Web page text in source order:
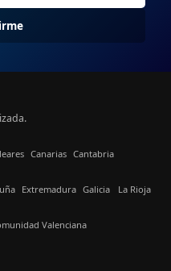
Canarias Cantabria
Extremadura Galicia La Rioja
Valenciana